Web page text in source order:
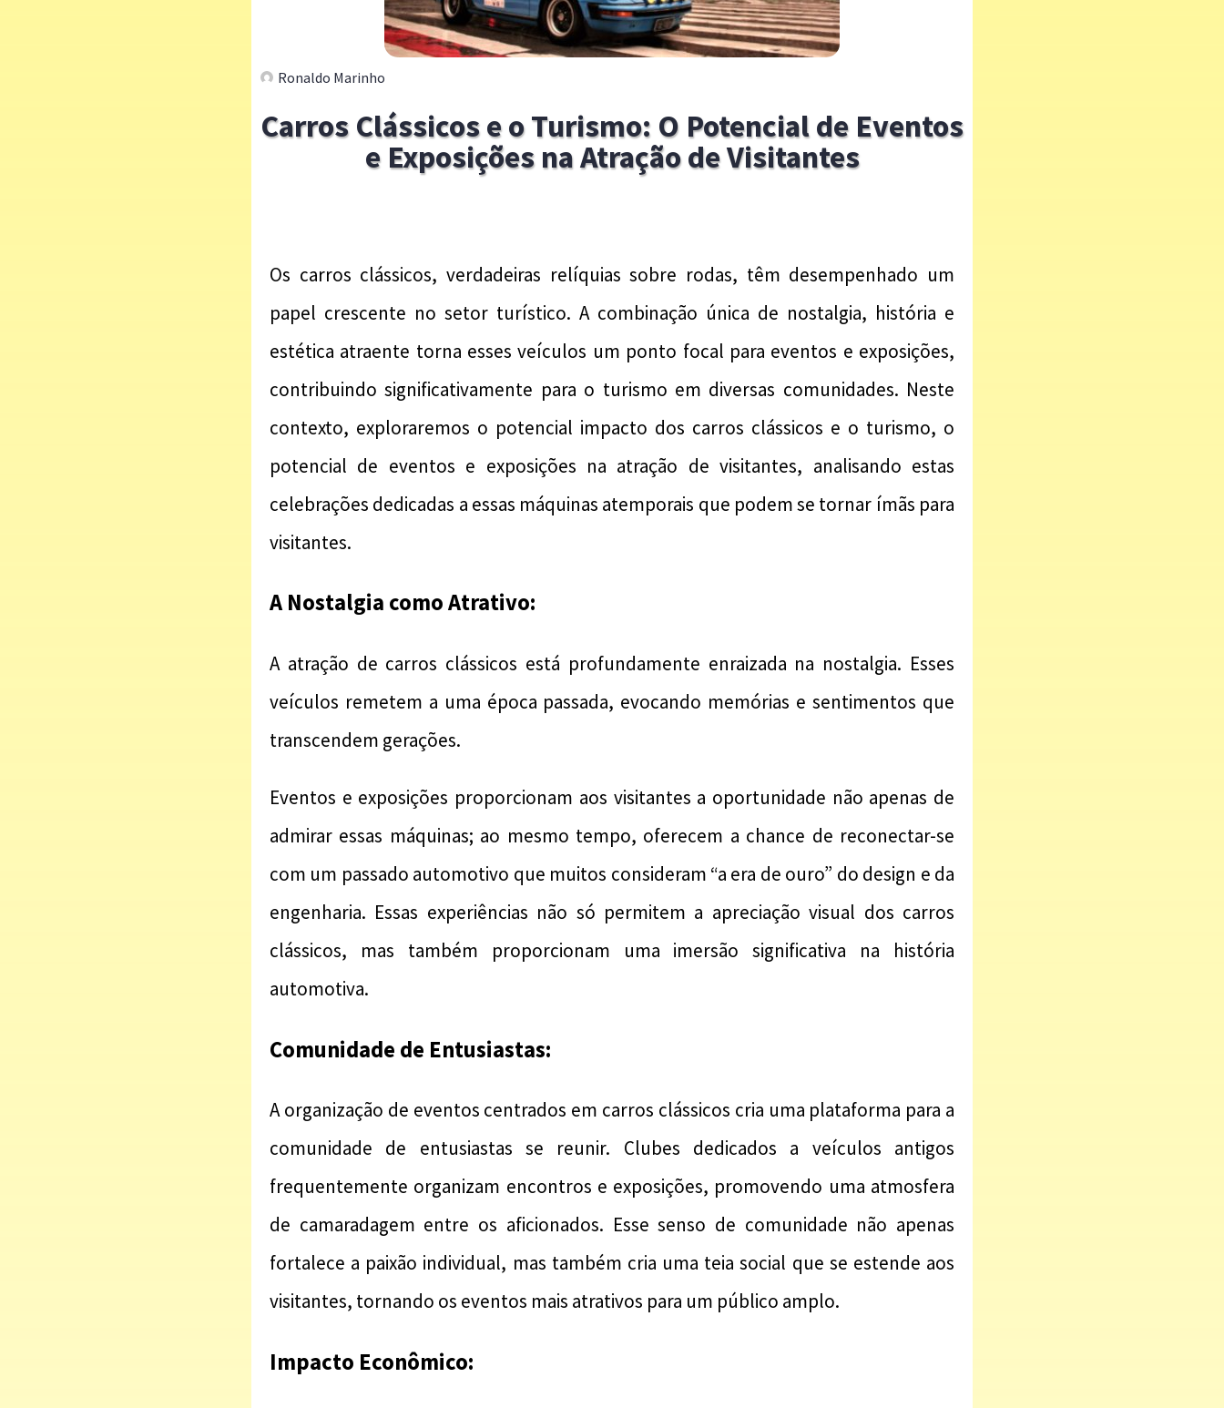
Ronaldo Marinho
Carros Clássicos e o Turismo: O Potencial de Eventos
e Exposições na Atração de Visitantes
Os carros clássicos, verdadeiras relíquias sobre rodas, têm desempenhado um
papel crescente no setor turístico. A combinação única de nostalgia, história e
estética atraente torna esses veículos um ponto focal para eventos e exposições,
contribuindo significativamente para o turismo em diversas comunidades. Neste
contexto, exploraremos o potencial impacto dos carros clássicos e o turismo, o
potencial de eventos e exposições na atração de visitantes, analisando estas
celebrações dedicadas a essas máquinas atemporais que podem se tornar ímãs para
visitantes.
A Nostalgia como Atrativo:
A atração de carros clássicos está profundamente enraizada na nostalgia. Esses
veículos remetem a uma época passada, evocando memórias e sentimentos que
transcendem gerações.
Eventos e exposições proporcionam aos visitantes a oportunidade não apenas de
admirar essas máquinas; ao mesmo tempo, oferecem a chance de reconectar-se
com um passado automotivo que muitos consideram “a era de ouro” do design e da
engenharia. Essas experiências não só permitem a apreciação visual dos carros
clássicos, mas também proporcionam uma imersão significativa na história
automotiva.
Comunidade de Entusiastas:
A organização de eventos centrados em carros clássicos cria uma plataforma para a
comunidade de entusiastas se reunir. Clubes dedicados a veículos antigos
frequentemente organizam encontros e exposições, promovendo uma atmosfera
de camaradagem entre os aficionados. Esse senso de comunidade não apenas
fortalece a paixão individual, mas também cria uma teia social que se estende aos
visitantes, tornando os eventos mais atrativos para um público amplo.
Impacto Econômico: